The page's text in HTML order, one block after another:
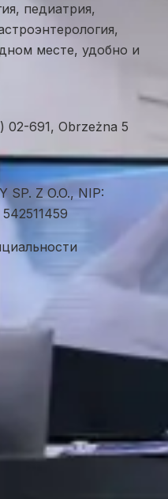
педиатрия,
месте, удобно и
02-691, Obrzeżna 5
SP. Z O.O., NIP: